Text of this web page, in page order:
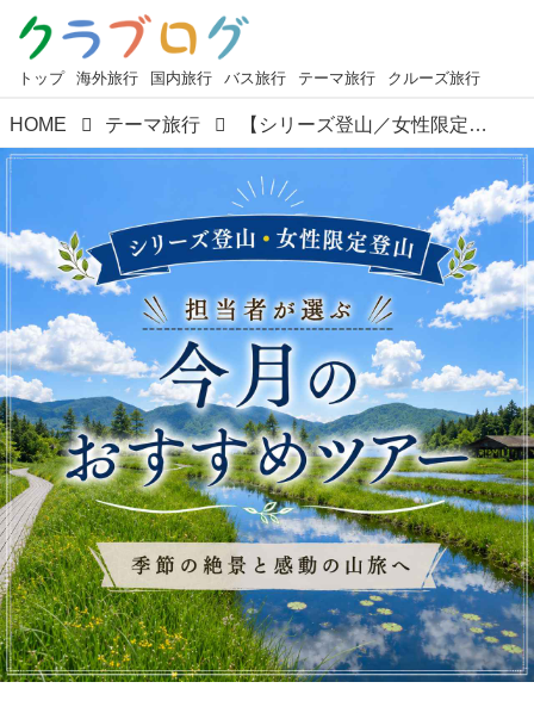
トップ 海外旅行 国内旅行 バス旅行 テーマ旅行 クルーズ旅行
HOME テーマ旅行 【シリーズ登山／女性限定登山】担当者が選ぶ｜今月のおすすめツアー